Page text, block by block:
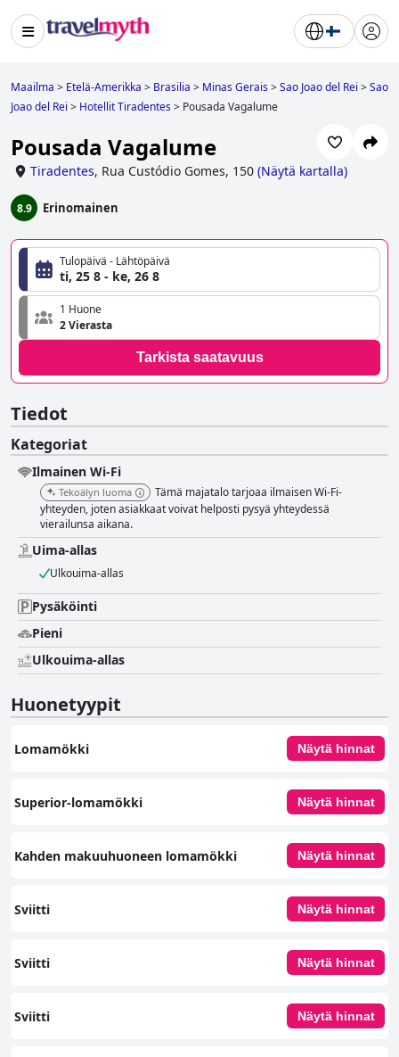
Maailma > Etelä-Amerikka > Brasilia > Minas Gerais>Sao Joao del Rei >Sao
Joao del Rei > Hotellit Tiradentes> Pousada Vagalume
Pousada Vagalume
Tiradentes, Rua Custódio Gomes, 150 (Näytä kartalla)
8.9 Erinomainen
Tulopäivä - Lähtöpäivä
ti, 25 8 - ke, 26 8
1 Huone
2 Vierasta
Tarkista saatavuus
Tiedot
Kategoriat
Ilmainen Wi-Fi
Tekoälyn luoma
Tämä majatalo tarjoaa ilmaisen Wi-Fi-
yhteyden, joten asiakkaat voivat helposti pysyä yhteydessä
vierailunsa aikana.
Uima-allas
Ulkouima-allas
Pysäköinti
Pieni
Ulkouima-allas
Huonetyypit
Lomamökki Näytä hinnat
Superior-lomamökki Näytä hinnat
Kahden makuuhuoneen lomamökki Näytä hinnat
Sviitti Näytä hinnat
Sviitti Näytä hinnat
Sviitti Näytä hinnat